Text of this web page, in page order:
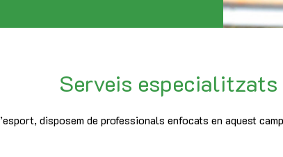
Serveis especialitzats
disposem de professionals enfocats en aquest